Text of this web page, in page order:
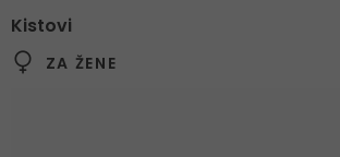
Kistovi
ZA ŽENE